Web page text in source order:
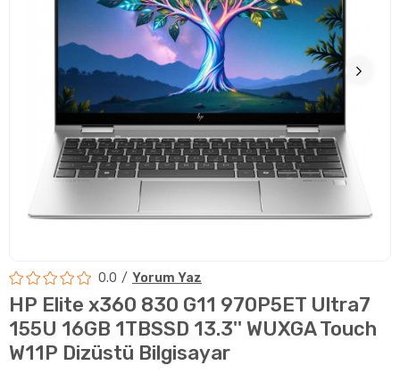
0.0 Yorum Yaz
HP Elite x360 830 G11 970P5ET Ultra7
155U 16GB 1TBSSD 13.3'' WUXGA Touch
W11P Dizüstü Bilgisayar